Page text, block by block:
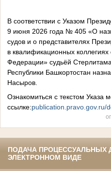
В соответствии с Указом
9 июня 2026 года № 405 «О
судов и о представителях
в квалификационных коллегиях
Федерации» судьёй
Республики Башкортостан
Насыров.
Ознакомиться с текстом Указа
ссылке:publication.pravo.gov.ru/
ПОДАЧА ПРОЦЕССУАЛЬНЫХ
ЭЛЕКТРОННОМ ВИДЕ